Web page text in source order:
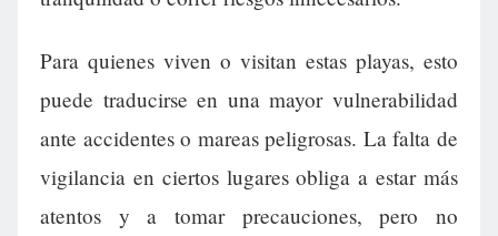
Para quienes viven o visitan estas playas, esto
puede traducirse en una mayor vulnerabilidad
ante accidentes o mareas peligrosas. La falta de
vigilancia en ciertos lugares obliga a estar más
atentos y a tomar precauciones, pero no